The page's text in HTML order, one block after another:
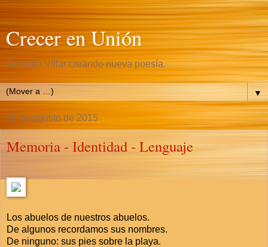
Crecer en Unión
Gonzalo Villar creando nueva poesía.
▼
31 de agosto de 2015
Memoria - Identidad - Lenguaje
Los abuelos de nuestros abuelos.
De algunos recordamos sus nombres.
De ninguno: sus pies sobre la playa.